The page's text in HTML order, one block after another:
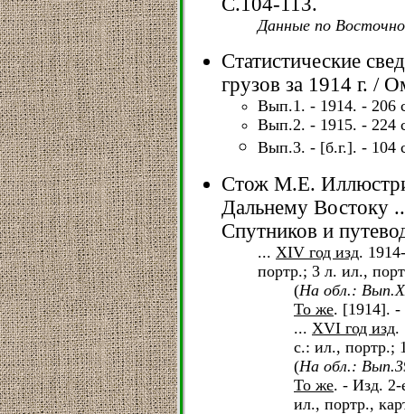
Данные по
Статистические
грузов за 1914 г. /
Вып.1. - 1914. - 206
Вып.2. - 1915. - 224
Вып.3. - [б.г.]. - 104
Стож М.Е.
Дальнему Востоку
Спутников и
... XIV год изд.
портр.; 3 л. ил.,
(На обл.:
То же. [1914]. -
... XVI год изд.
с.: ил., портр.;
(На обл.:
То же. - Изд. 2-
ил., портр.,